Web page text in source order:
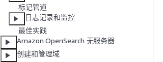
标记管道
日志记录和监控
最佳实践
Amazon OpenSearch 无服务器
创建和管理域